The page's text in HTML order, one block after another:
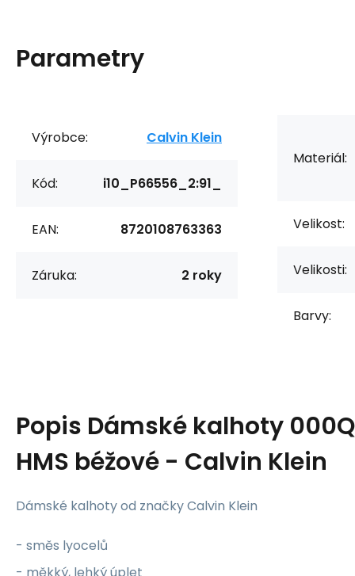
Parametry
Výrobce: Calvin Klein
Kód: i10_P66556_2:91_
EAN: 8720108763363
Záruka: 2 roky
Materiál:
Velikost:
Velikosti:
Barvy:
Popis Dámské kalhoty
HMS béžové - Calvin Klein
Dámské kalhoty od značky Calvin Klein
- směs lyocelů
- měkký, lehký úplet